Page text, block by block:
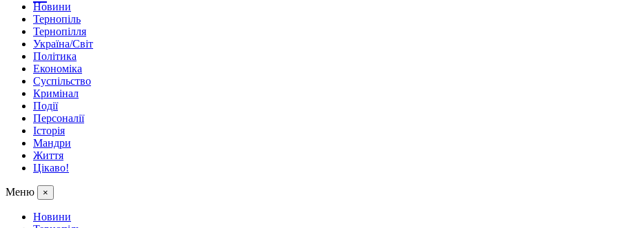
Новини
Тернопіль
Тернопілля
Україна/Світ
Політика
Економіка
Суспільство
Кримінал
Події
Персоналії
Історія
Мандри
Життя
Цікаво!
Меню ×
Новини